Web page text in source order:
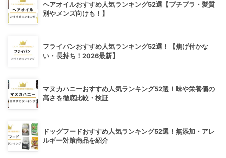
ヘアオイルおすすめ人気ランキング52選【プチプラ・髪質
別やメンズ向けも！】
フライパンおすすめ人気ランキング52選！【焦げ付かな
い・長持ち！2026最新】
マヌカハニーおすすめ人気ランキング52選！味や栄養価の
高さを徹底比較・検証
ドッグフードおすすめ人気ランキング52選！無添加・アレ
ルギー対策商品を紹介